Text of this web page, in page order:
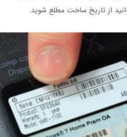
از تاریخ ساخت مطلع شوید.